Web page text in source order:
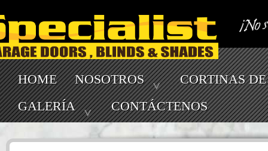
HOME NOSOTROS
CORTINAS
GALERÍA
CONTÁCTENOS